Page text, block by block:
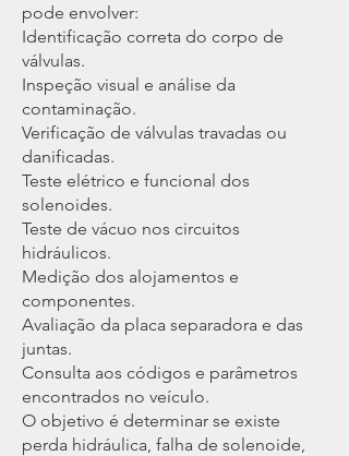
pode envolver:
Identificação correta do corpo de
válvulas.
Inspeção visual e análise da
contaminação.
Verificação de válvulas travadas ou
danificadas.
Teste elétrico e funcional dos
solenoides.
Teste de vácuo nos circuitos
hidráulicos.
Medição dos alojamentos e
componentes.
Avaliação da placa separadora e das
juntas.
Consulta aos códigos e parâmetros
encontrados no veículo.
O objetivo é determinar se existe
perda hidráulica, falha de solenoide,